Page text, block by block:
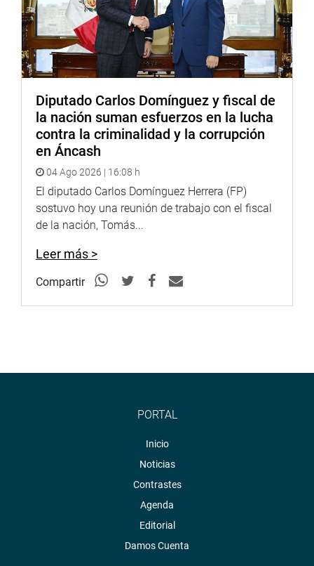
Diputado Carlos Domínguez y fiscal de
la nación suman esfuerzos en la lucha
contra la criminalidad y la corrupción
en Áncash
04 Ago 2026 | 16:08 h
El diputado Carlos Domínguez Herrera (FP)
sostuvo hoy una reunión de trabajo con el fiscal
de la nación, Tomás...
Leer más >
Compartir
PORTAL
Inicio
Noticias
Contrastes
Agenda
Editorial
Damos Cuenta